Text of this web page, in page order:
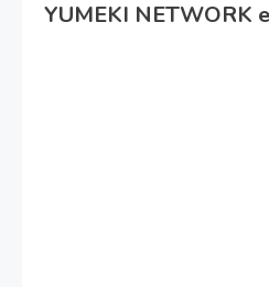
YUMEKI NETWORK